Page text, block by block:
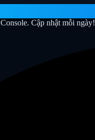
Cập nhật mỗi ngày!